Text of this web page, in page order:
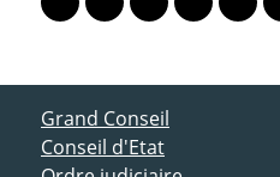
Lien vers le profil
Lien vers le profil
Lien vers le
Lien vers
Lien
ACCÈS DIRECT
Grand Conseil
Conseil d'Etat